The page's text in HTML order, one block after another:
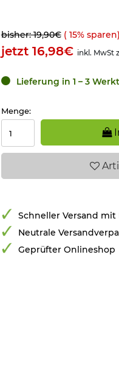
bisher: 19,90€ ( 15% sparen)
jetzt 16,98€ inkl. MwSt
Lieferung in 1 – 3
Menge:
Schneller Versand mit
Neutrale
Geprüfter Onlineshop